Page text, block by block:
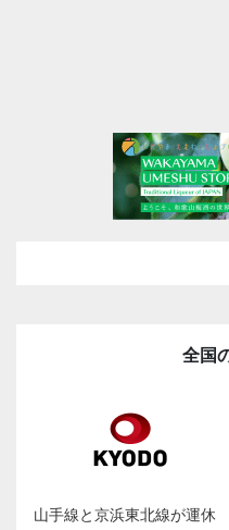
全国
山手線と京浜東北線が運休